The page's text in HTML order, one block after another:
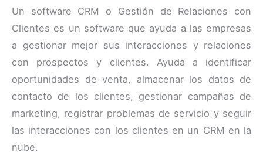
Un software CRM o Gestión de Relaciones con
Clientes es un software que ayuda a las empresas
a gestionar mejor sus interacciones y relaciones
con prospectos y clientes. Ayuda a identificar
oportunidades de venta, almacenar los datos de
contacto de los clientes, gestionar campañas de
marketing, registrar problemas de servicio y seguir
las interacciones con los clientes en un CRM en la
nube.